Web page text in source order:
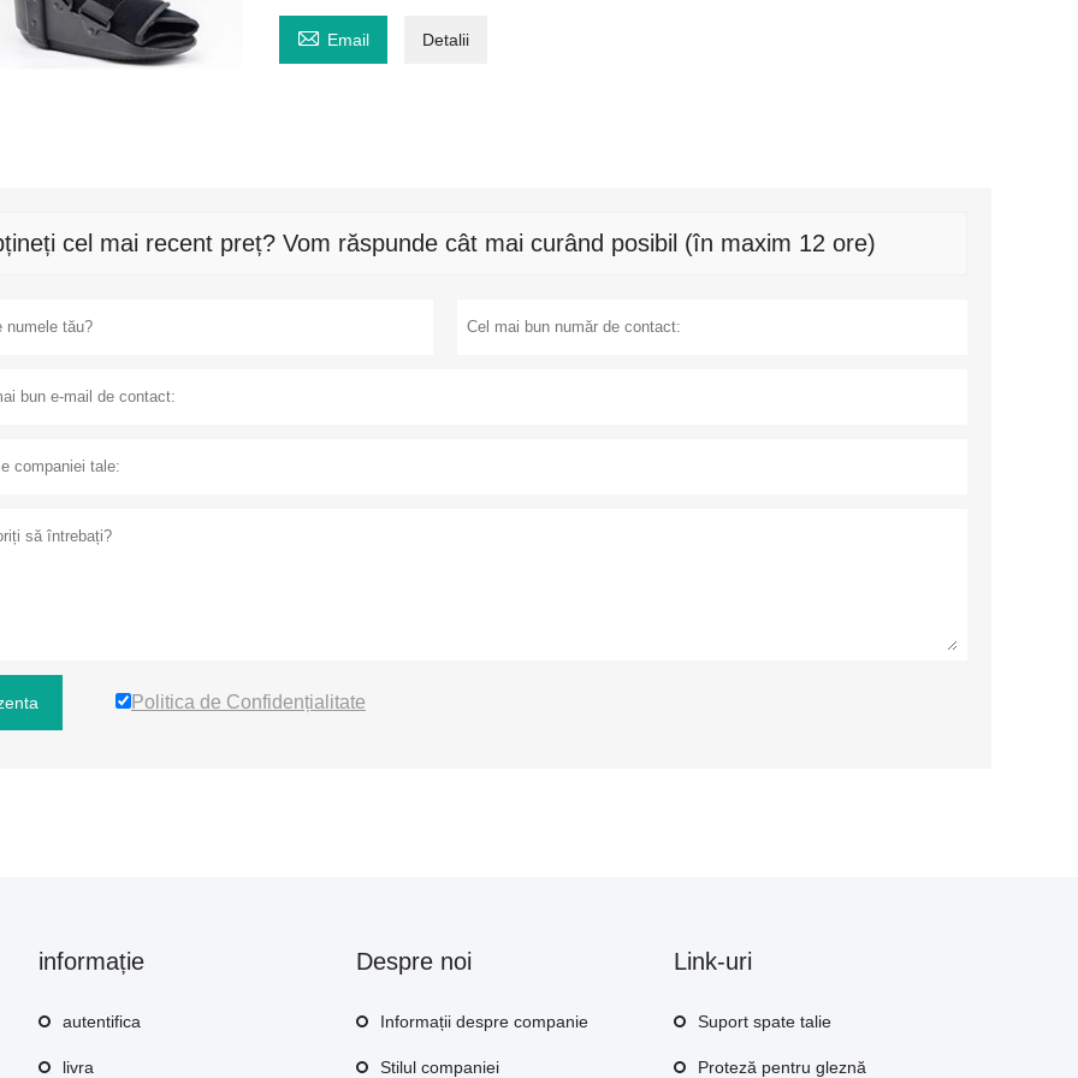
 Email Detalii
cel mai recent preț? Vom răspunde cât mai curând posibil (în maxim 12 ore)
Politica de Confidențialitate
informație
autentifica
livra
Despre noi
Informații despre companie
Stilul companiei
Link-uri
Suport spate talie
Proteză pentru gleznă